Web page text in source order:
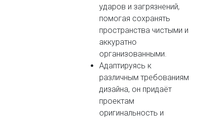
ударов и загрязнений,
помогая сохранять
пространства чистыми и
аккуратно
организованными.
Адаптируясь к
различным требованиям
дизайна, он придаёт
проектам
оригинальность и